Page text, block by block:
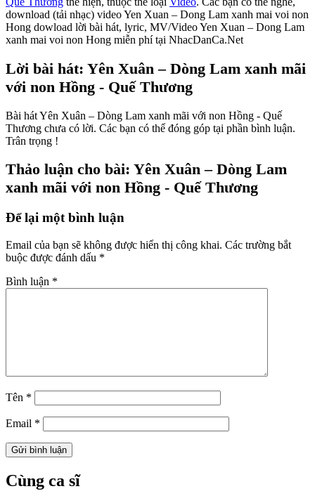
download (tải nhạc) video Yen Xuan – Dong Lam xanh mai voi non
Hong dowload lời bài hát, lyric, MV/Video Yen Xuan – Dong Lam
xanh mai voi non Hong miễn phí tại NhacDanCa.Net
Lời bài hát: Yên Xuân – Dòng Lam xanh mãi
với non Hồng - Quế Thương
Bài hát Yên Xuân – Dòng Lam xanh mãi với non Hồng - Quế
Thương chưa có lời. Các bạn có thể đóng góp tại phần bình luận.
Trân trọng !
Thảo luận cho bài: Yên Xuân – Dòng Lam
xanh mãi với non Hồng - Quế Thương
Để lại một bình luận
Email của bạn sẽ không được hiển thị công khai. Các trường bắt
buộc được đánh dấu *
Bình luận *
Tên *
Email *
Cùng ca sĩ